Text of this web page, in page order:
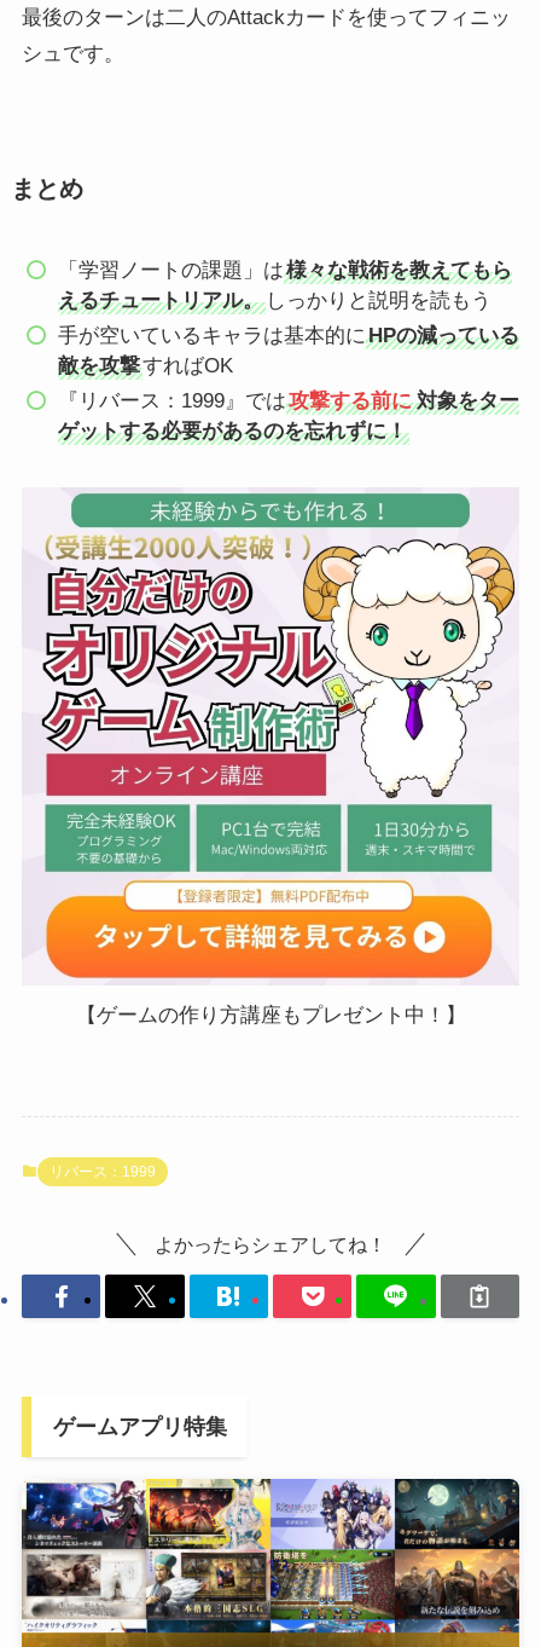
最後のターンは二人のAttackカードを使ってフィニッ
シュです。
まとめ
「学習ノートの課題」は様々な戦術を教えてもら
えるチュートリアル。しっかりと説明を読もう
手が空いているキャラは基本的にHPの減っている
敵を攻撃すればOK
『リバース：1999』では攻撃する前に 対象をター
ゲットする必要があるのを忘れずに！
【ゲームの作り方講座もプレゼント中！】
リバース：1999
よかったらシェアしてね！
ゲームアプリ特集